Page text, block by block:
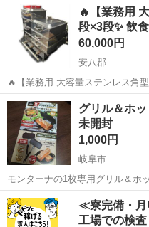
く出品
岐阜 調理器具
🔥【業務用
段×3段✨ 飲
60,000円
安八郡
🔥【業務用 大容量ステンレス角
し・イベント出店に最適！ 【商
4段×3段タイプ
✔ 一度に大量調理...
岐阜 安八郡 調理器具
グリル＆ホ
未開封
1,000円
岐阜市
モンターナの1枚専用グリル＆ホットパン
式 フッ素加工 ロック付き お渡し場所は岐阜市周辺、関市、山県市、
各務原
岐阜 岐阜市 調理器具
≪寮完備・月
工場での検